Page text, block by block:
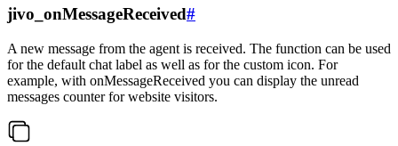
jivo_onMessageReceived#
A new message from the agent is received. The function can be used
for the default chat label as well as for the custom icon. For
example, with onMessageReceived you can display the unread
messages counter for website visitors.